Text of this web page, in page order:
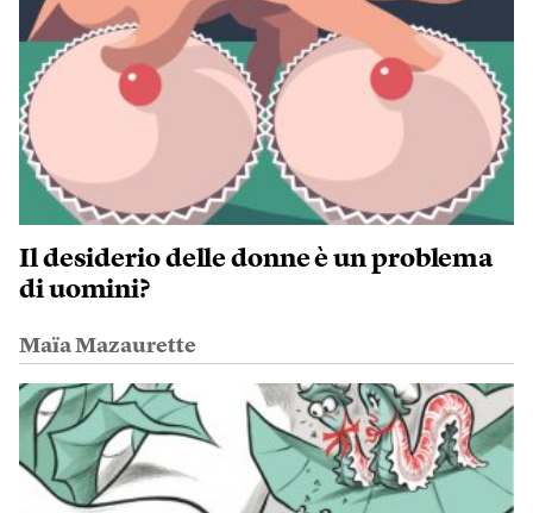
Il desiderio delle donne è un problema
di uomini?
Maïa Mazaurette